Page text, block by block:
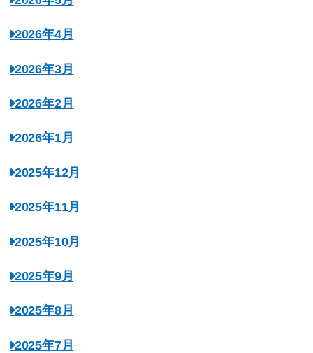
2026年4月
2026年3月
2026年2月
2026年1月
2025年12月
2025年11月
2025年10月
2025年9月
2025年8月
2025年7月